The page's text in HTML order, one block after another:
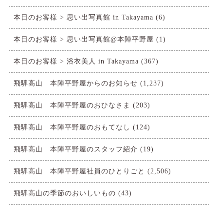
本日のお客様 > 思い出写真館 in Takayama (6)
本日のお客様 > 思い出写真館@本陣平野屋 (1)
本日のお客様 > 浴衣美人 in Takayama (367)
飛騨高山 本陣平野屋からのお知らせ (1,237)
飛騨高山 本陣平野屋のおひなさま (203)
飛騨高山 本陣平野屋のおもてなし (124)
飛騨高山 本陣平野屋のスタッフ紹介 (19)
飛騨高山 本陣平野屋社員のひとりごと (2,506)
飛騨高山の季節のおいしいもの (43)